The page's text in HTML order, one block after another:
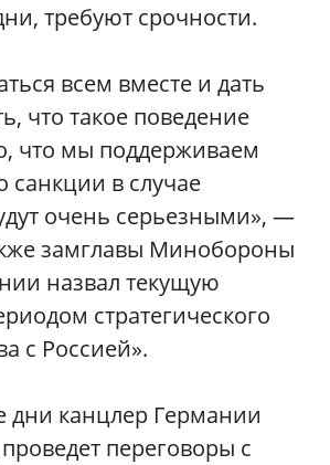
требуют срочности.
всем вместе и дать
что такое поведение
что мы поддерживаем
санкции в случае
очень серьезными», —
замглавы Минобороны
назвал текущую
стратегического
с Россией».
канцлер Германии
переговоры с